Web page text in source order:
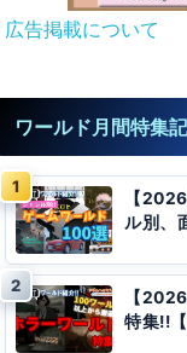
広告掲載について
ワールド月間特集
【
ル別、
【
特集!!